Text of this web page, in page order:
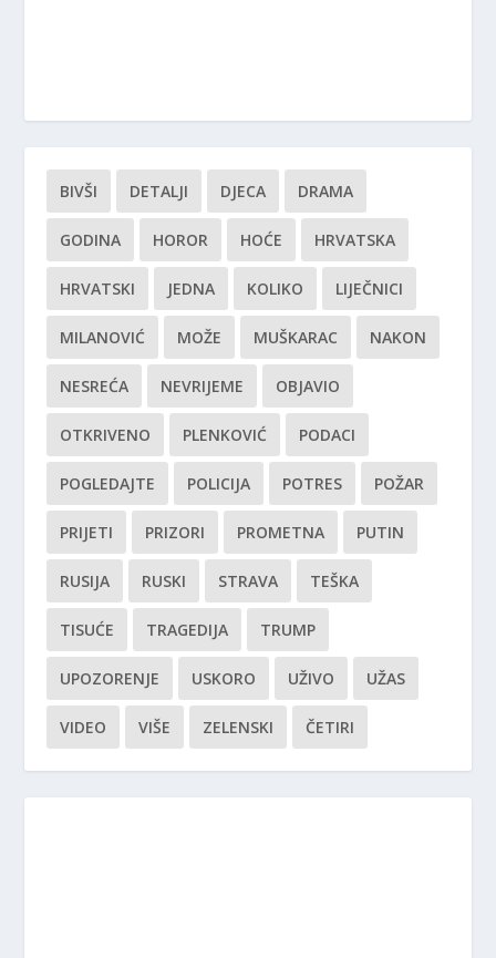
BIVŠI DETALJI DJECA DRAMA
GODINA HOROR HOĆE HRVATSKA
HRVATSKI JEDNA KOLIKO LIJEČNICI
MILANOVIĆ MOŽE MUŠKARAC NAKON
NESREĆA NEVRIJEME OBJAVIO
OTKRIVENO PLENKOVIĆ PODACI
POGLEDAJTE POLICIJA POTRES POŽAR
PRIJETI PRIZORI PROMETNA PUTIN
RUSIJA RUSKI STRAVA TEŠKA
TISUĆE TRAGEDIJA TRUMP
UPOZORENJE USKORO UŽIVO UŽAS
VIDEO VIŠE ZELENSKI ČETIRI